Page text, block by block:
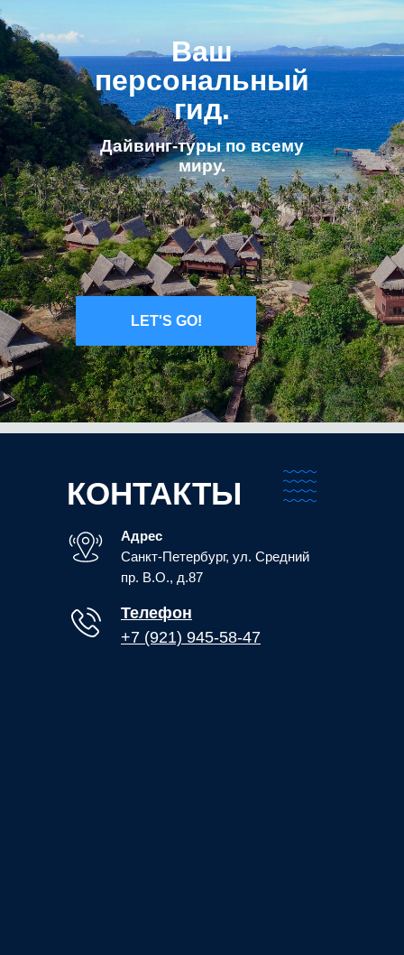
Ваш
персональный
гид.
Дайвинг-туры по всему
миру.
LET'S GO!
КОНТАКТЫ
Адрес
Санкт-Петербург, ул. Средний
пр. В.О., д.87
Телефон
+7 (921) 945-58-47